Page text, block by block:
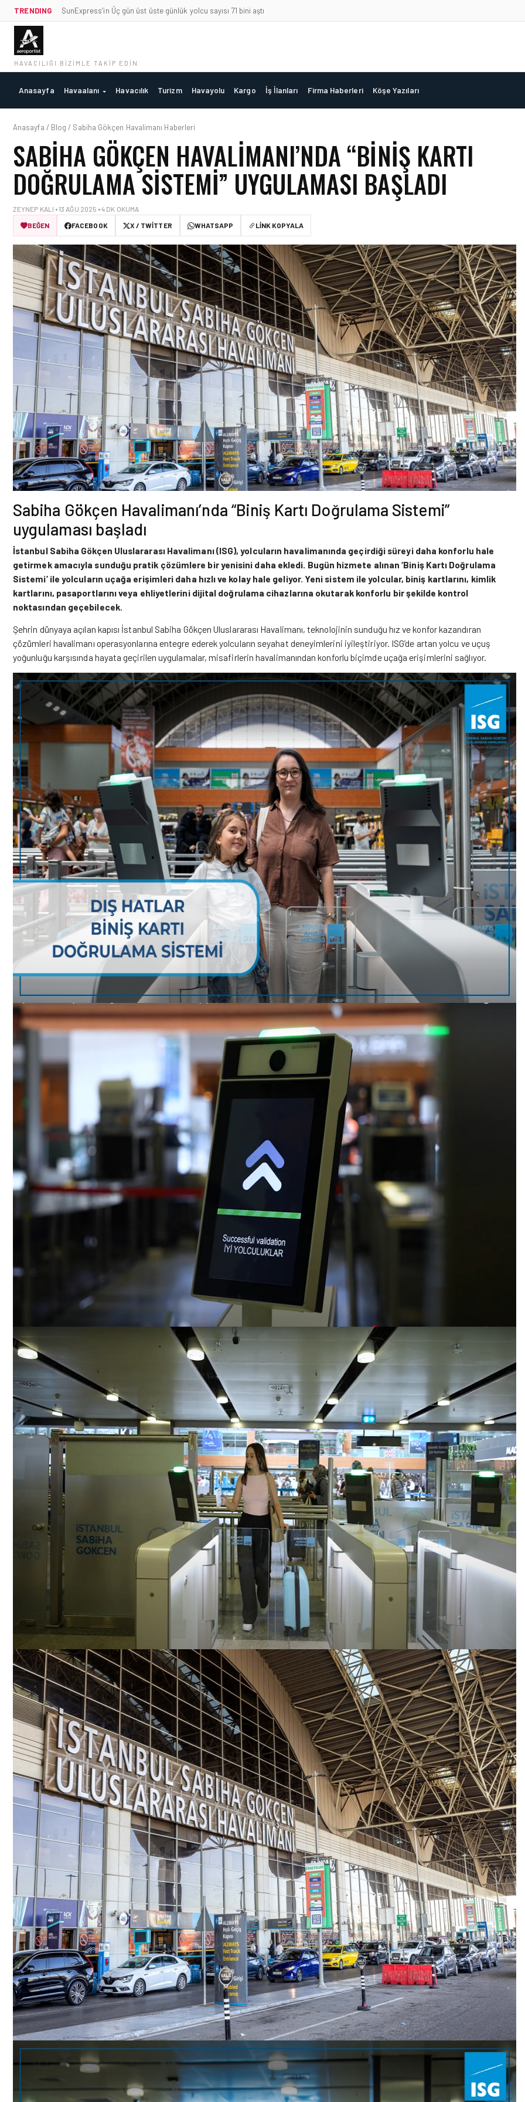
TRENDING SunExpress’in Üç gün üst üste günlük yolcu sayısı 71 bini aştı
HAVACILIĞI BIZIMLE TAKIP EDIN
Anasayfa Havaalanı Havacılık Turizm Havayolu Kargo İş İlanları Firma Haberleri Köşe Yazıları
Anasayfa / Blog / Sabiha Gökçen Havalimanı Haberleri
SABIHA GÖKÇEN HAVALIMANI’NDA “BINIŞ KARTI
DOĞRULAMA SISTEMI” UYGULAMASI BAŞLADI
ZEYNEP KALI • 13 AĞU 2025 • 4 DK OKUMA
BEĞEN
FACEBOOK X / TWITTER WHATSAPP LINK KOPYALA
Sabiha Gökçen Havalimanı’nda “Biniş Kartı Doğrulama Sistemi”
uygulaması başladı
İstanbul Sabiha Gökçen Uluslararası Havalimanı (ISG), yolcuların havalimanında geçirdiği süreyi daha konforlu hale
getirmek amacıyla sunduğu pratik çözümlere bir yenisini daha ekledi. Bugün hizmete alınan ‘Biniş Kartı Doğrulama
Sistemi’ ile yolcuların uçağa erişimleri daha hızlı ve kolay hale geliyor. Yeni sistem ile yolcular, biniş kartlarını, kimlik
kartlarını, pasaportlarını veya ehliyetlerini dijital doğrulama cihazlarına okutarak konforlu bir şekilde kontrol
noktasından geçebilecek.
Şehrin dünyaya açılan kapısı İstanbul Sabiha Gökçen Uluslararası Havalimanı, teknolojinin sunduğu hız ve konfor kazandıran
çözümleri havalimanı operasyonlarına entegre ederek yolcuların seyahat deneyimlerini iyileştiriyor. ISG’de artan yolcu ve uçuş
yoğunluğu karşısında hayata geçirilen uygulamalar, misafirlerin havalimanından konforlu biçimde uçağa erişimlerini sağlıyor.